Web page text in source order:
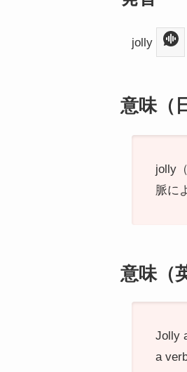
jolly
意味（
jolly
脈に
意味（
Jolly
a